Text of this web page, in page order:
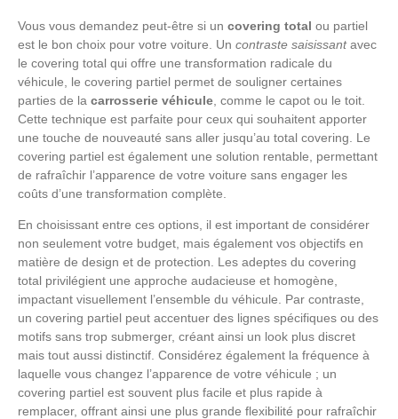
Vous vous demandez peut-être si un covering total ou partiel
est le bon choix pour votre voiture. Un contraste saisissantavec
le covering total qui offre une transformation radicale du
véhicule, le covering partiel permet de souligner certaines
parties de la carrosserie véhicule , comme le capot ou le toit.
Cette technique est parfaite pour ceux qui souhaitent apporter
une touche de nouveauté sans aller jusqu’au total covering. Le
covering partiel est également une solution rentable, permettant
de rafraîchir l’apparence de votre voiture sans engager les
coûts d’une transformation complète.
En choisissant entre ces options, il est important de considérer
non seulement votre budget, mais également vos objectifs en
matière de design et de protection. Les adeptes du covering
total privilégient une approche audacieuse et homogène,
impactant visuellement l’ensemble du véhicule. Par contraste,
un covering partiel peut accentuer des lignes spécifiques ou des
motifs sans trop submerger, créant ainsi un look plus discret
mais tout aussi distinctif. Considérez également la fréquence à
laquelle vous changez l’apparence de votre véhicule ; un
covering partiel est souvent plus facile et plus rapide à
remplacer, offrant ainsi une plus grande flexibilité pour rafraîchir